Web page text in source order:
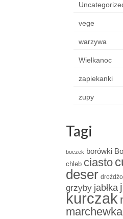
vege
warzywa
Wielkanoc
zapiekanki
zupy
Tagi
boczek borówki
chleb ciasto
deser
grzyby jabłka
kurczak
marchewka